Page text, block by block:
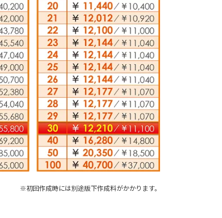
※初回作成時には別途版下作成料がかかります。